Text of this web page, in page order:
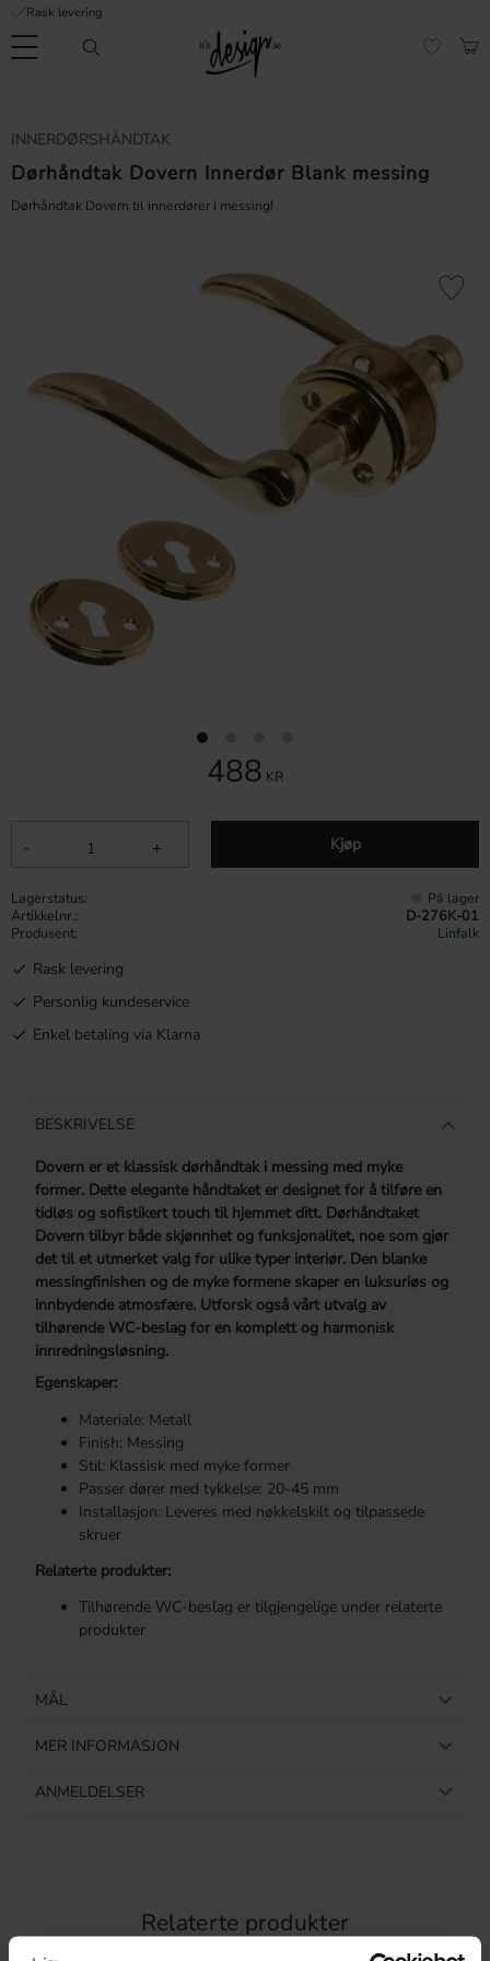
Meny
Rask levering
INNERDØRSHÅNDTAK
Dørhåndtak Dovern Innerdør Blank messing
Dørhåndtak Dovern til innerdører i messing!
488 KR
+
- Kjøp
Lagre
Lagerstatus På lager
Artikkelnr.
D-276K-01
Produsent
Linfalk
Rask levering
Personlig kundeservice
Enkel betaling via Klarna
BESKRIVELSE
Dovern er et klassisk dørhåndtak i messing med myke
former. Dette elegante håndtaket er designet for å tilføre en
tidløs og sofistikert touch til hjemmet ditt. Dørhåndtaket
Dovern tilbyr både skjønnhet og funksjonalitet, noe som gjør
det til et utmerket valg for ulike typer interiør. Den blanke
messingfinishen og de myke formene skaper en luksuriøs og
innbydende atmosfære. Utforsk også vårt utvalg av
tilhørende WC-beslag for en komplett og harmonisk
innredningsløsning.
Egenskaper:
Materiale: Metall
Finish: Messing
Stil: Klassisk med myke former
Passer dører med tykkelse: 20-45 mm
Installasjon: Leveres med nøkkelskilt og tilpassede
skruer
Relaterte produkter:
Tilhørende WC-beslag er tilgjengelige under relaterte
produkter
MÅL
MER INFORMASJON
ANMELDELSER
Relaterte produkter
Vanlige spørsmål
It's
Design